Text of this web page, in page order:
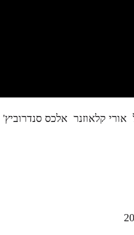
אורי קלאוזנר אלכס סנדרוביץ'